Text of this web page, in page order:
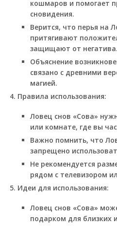
кошмаров и помогает
сновидения.
Верится, что перья на
притягивают
защищают от негатива.
Объяснение
связано с древними
магией.
Правила использования:
Ловец снов «Сова»
или комнате, где вы
Важно помнить, что
запрещено
Не рекомендуется
рядом с телевизором
Идеи для использования:
Ловец снов «Сова»
подарком для близких